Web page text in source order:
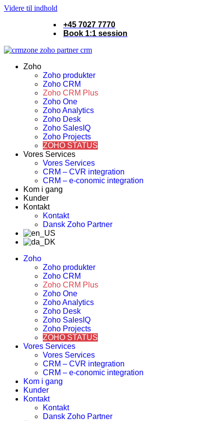
Videre til indhold
+45 7027 7770
Book 1:1 session
Zoho
Zoho produkter
Zoho CRM
Zoho CRM Plus
Zoho One
Zoho Analytics
Zoho Desk
Zoho SalesIQ
Zoho Projects
ZOHO STATUS
Vores Services
Vores Services
CRM – CVR integration
CRM – e-conomic integration
Kom i gang
Kunder
Kontakt
Kontakt
Dansk Zoho Partner
Zoho
Zoho produkter
Zoho CRM
Zoho CRM Plus
Zoho One
Zoho Analytics
Zoho Desk
Zoho SalesIQ
Zoho Projects
ZOHO STATUS
Vores Services
Vores Services
CRM – CVR integration
CRM – e-conomic integration
Kom i gang
Kunder
Kontakt
Kontakt
Dansk Zoho Partner